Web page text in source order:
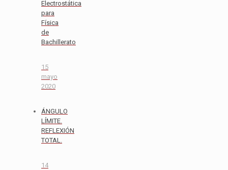
Electrostática
para
Física
de
Bachillerato
15
mayo
2020
ÁNGULO
LÍMITE.
REFLEXIÓN
TOTAL.
14